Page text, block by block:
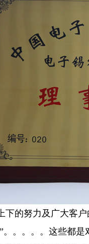
下的努力及广大客
。。。。。这些都